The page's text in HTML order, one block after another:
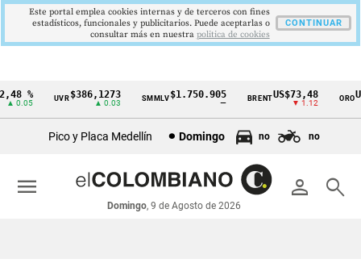
Cintillo
económicos
Colombia
%
0.05
UVR$386,1273
▲ 0.03
SMMLV$1.750.905 BRENTUS$73,48
▼ 1.12
ORO
Pico y Placa Medellín Domingo no no
person search
Domingo, 9 de Agosto de 2026
menu
Este portal emplea cookies internas y de terceros con fines
estadísticos, funcionales y publicitarios. Puede aceptarlas o
consultar más en nuestra politica de cookies
CONTINUAR